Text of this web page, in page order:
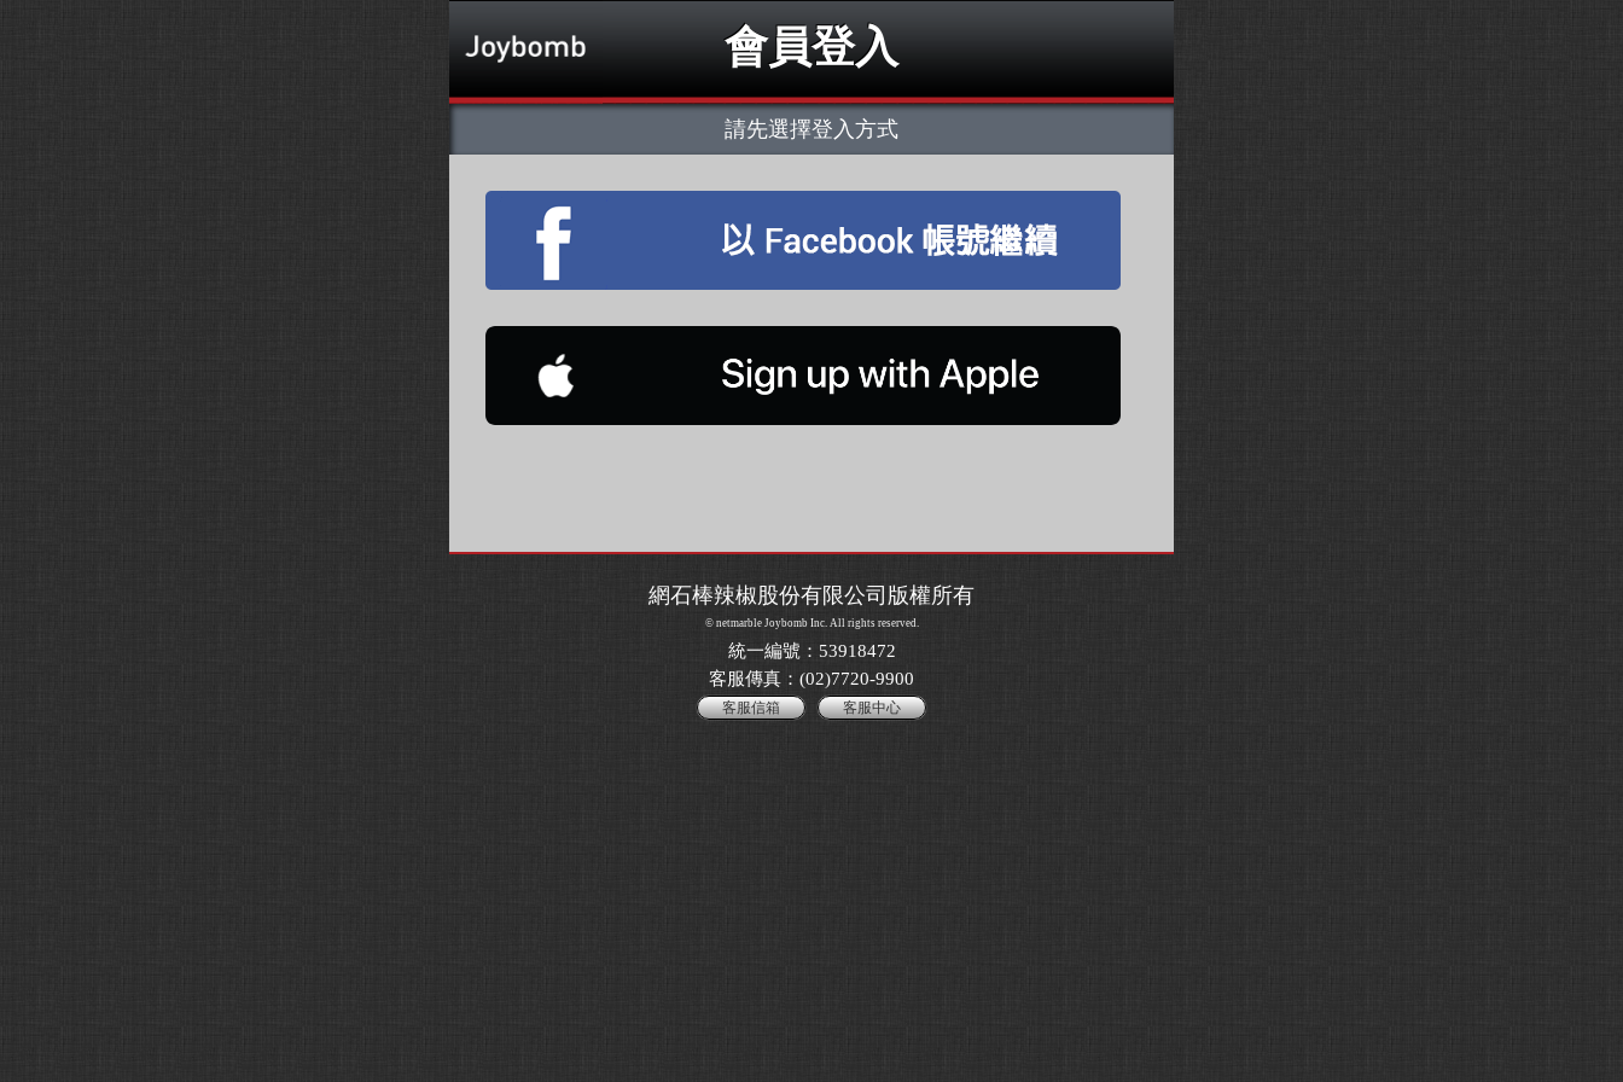
會員登入
請先選擇登入方式
網石棒辣椒股份有限公司版權所有
© netmarble Joybomb Inc. All rights reserved.
統一編號：53918472
客服傳真：(02)7720-9900
客服信箱 客服中心